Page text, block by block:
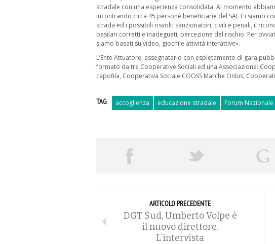
stradale con una esperienza consolidata. Al momento
incontrando circa 45 persone beneficiarie del SAI. Ci siamo
strada ed i possibili risvolti sanzionatori, civili e penali, il
basilari corretti e inadeguati, percezione del rischio. Per
siamo basati su video, giochi e attività interattive».
L’Ente Attuatore, assegnatario con espletamento di gara
formato da tre Cooperative Sociali ed una Associazione:
capofila, Cooperativa Sociale COOSS Marche Onlus,
TAG accoglienza educazione stradale Forum Nazionale
ARTICOLO PRECEDENTE
DGT Sud, Umberto Volpe è
il nuovo direttore.
L’intervista